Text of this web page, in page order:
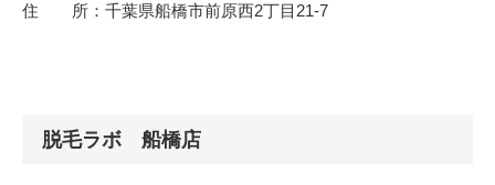
住 所：千葉県船橋市前原西2丁目21-7
脱毛ラボ 船橋店